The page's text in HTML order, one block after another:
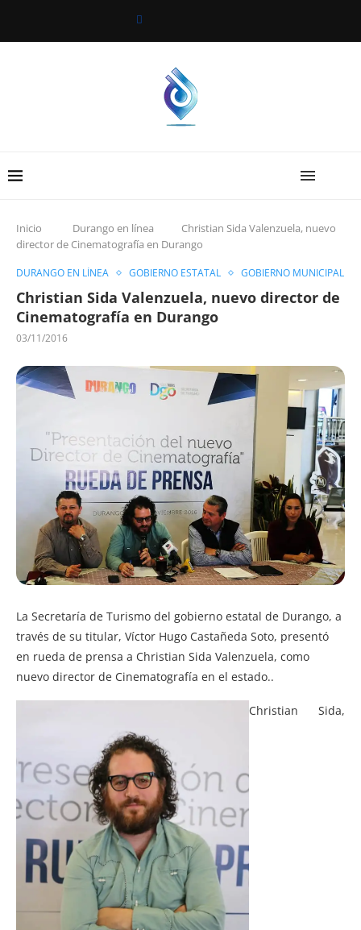
Inicio Durango en línea
Christian Sida Valenzuela, nuevo
director de Cinematografía en Durango
DURANGO EN LÍNEA GOBIERNO ESTATAL GOBIERNO MUNICIPAL
Christian Sida Valenzuela, nuevo director de
Cinematografía en Durango
03/11/2016
La Secretaría de Turismo del gobierno estatal de Durango, a
través de su titular, Víctor Hugo Castañeda Soto, presentó
en rueda de prensa a Christian Sida Valenzuela, como
nuevo director de Cinematografía en el estado..
Christian Sida,